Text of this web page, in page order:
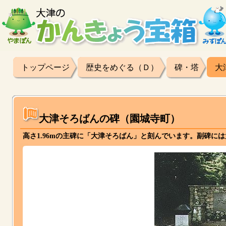
トップページ 歴史をめぐる（Ｄ） 碑・塔 大
大津そろばんの碑（園城寺町）
高さ1.96mの主碑に「大津そろばん」と刻んでいます。副碑に